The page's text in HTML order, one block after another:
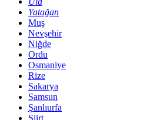
Yatağan
Muş
Nevşehir
Niğde
Ordu
Osmaniye
Rize
Sakarya
Samsun
Şanlıurfa